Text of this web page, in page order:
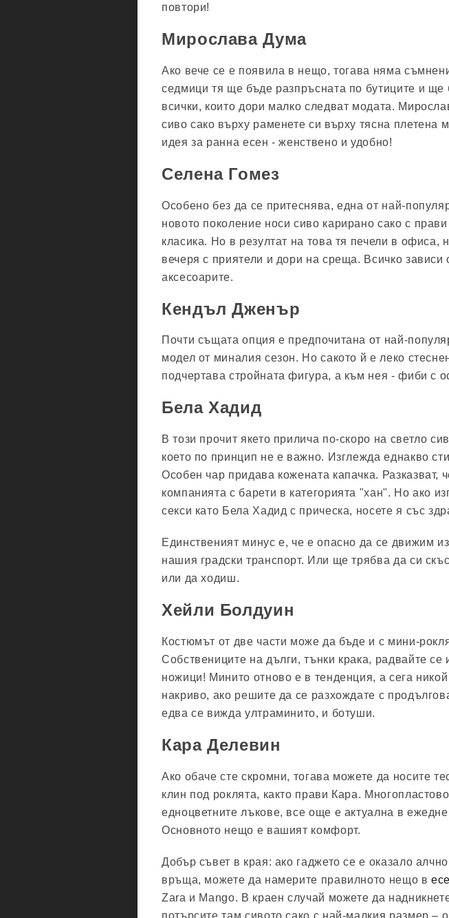
повтори!
Мирослава Дума
Ако вече се е появила в нещо, тогава няма
седмици тя ще бъде разпръсната по бутиците и ще
всички, които дори малко следват модата.
сиво сако върху раменете си върху тясна плетена
идея за ранна есен - женствено и удобно!
Селена Гомез
Особено без да се притеснява, една от най-
новото поколение носи сиво карирано сако с
класика. Но в резултат на това тя печели в офиса,
вечеря с приятели и дори на среща. Всичко зависи
аксесоарите.
Кендъл Дженър
Почти същата опция е предпочитана от най-
модел от миналия сезон. Но сакото й е леко
подчертава стройната фигура, а към нея - фиби с
Бела Хадид
В този прочит якето прилича по-скоро на светло
което по принцип не е важно. Изглежда еднакво
Особен чар придава кожената капачка. Разказват,
компанията с барети в категорията "хан". Но ако
секси като Бела Хадид с прическа, носете я със
Единственият минус е, че е опасно да се движим
нашия градски транспорт. Или ще трябва да си
или да ходиш.
Хейли Болдуин
Костюмът от две части може да бъде и с мини-
Собствениците на дълги, тънки крака, радвайте се
ножици! Минито отново е в тенденция, а сега
накриво, ако решите да се разхождате с
едва се вижда ултраминито, и ботуши.
Кара Делевин
Ако обаче сте скромни, тогава можете да носите
клин под роклята, както прави Кара.
едноцветните лъкове, все още е актуална в
Основното нещо е вашият комфорт.
Добър съвет в края: ако гаджето се е оказало
връща, можете да намерите правилното нещо в
Zara и Mango. В краен случай можете да